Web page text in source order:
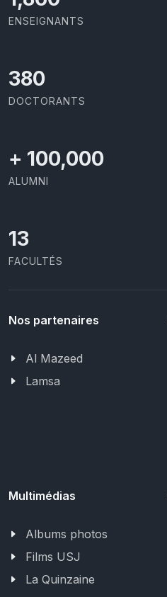
ENSEIGNANTS
414
DOCTORANTS
+ 100,000
ALUMNI
13
FACULTÉS
Nos partenaires
Al Mazeed
Lamsa
Multimédias
Albums photos
Films USJ
La Quinzaine